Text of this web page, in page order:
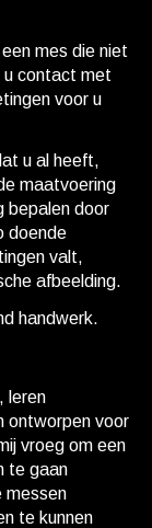
mes die niet
u contact met
voor u
u al heeft,
maatvoering
bepalen door
doende
valt,
afbeelding.
handwerk.
leren
ontworpen voor
vroeg om een
te gaan
messen
te kunnen